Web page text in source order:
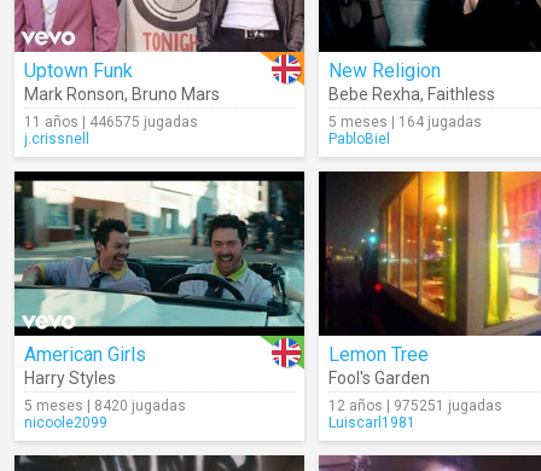
Uptown Funk
Mark Ronson, Bruno Mars
11 años | 446575 jugadas
j.crissnell
New Religion
Bebe Rexha, Faithless
5 meses | 164 jugadas
PabloBiel
American Girls
Harry Styles
5 meses | 8420 jugadas
nicoole2099
Lemon Tree
Fool's Garden
12 años | 975251 jugadas
Luiscarl1981